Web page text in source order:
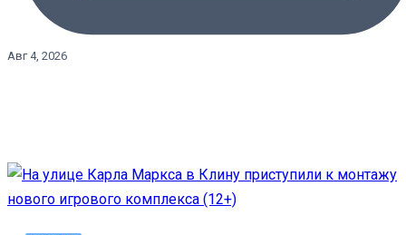
Авг 4, 2026